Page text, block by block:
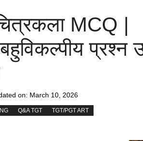
MCQ |
प्रश्न
on: March 10, 2026
Q&A TGT TGT/PGT ART